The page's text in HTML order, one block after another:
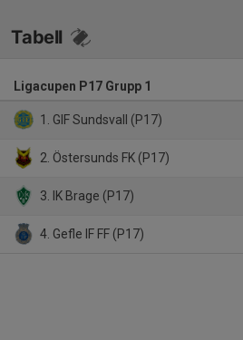
Tabell
Ligacupen P17 Grupp 1
1. GIF Sundsvall (P17)
2. Östersunds FK (P17)
3. IK Brage (P17)
4. Gefle IF FF (P17)